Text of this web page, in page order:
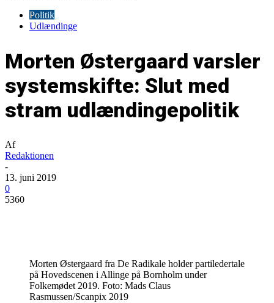
Politik
Udlændinge
Morten Østergaard varsler
systemskifte: Slut med
stram udlændingepolitik
Af
Redaktionen
-
13. juni 2019
0
5360
Morten Østergaard fra De Radikale holder partiledertale
på Hovedscenen i Allinge på Bornholm under
Folkemødet 2019. Foto: Mads Claus
Rasmussen/Scanpix 2019